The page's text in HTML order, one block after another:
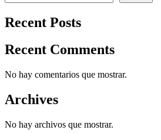
Recent Posts
Recent Comments
No hay comentarios que mostrar.
Archives
No hay archivos que mostrar.